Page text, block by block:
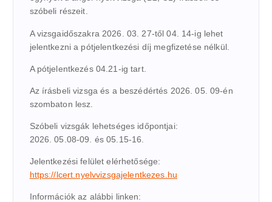
szóbeli részeit.
A vizsgaidőszakra 2026. 03. 27-től 04. 14-ig lehet
jelentkezni a pótjelentkezési díj megfizetése nélkül.
A pótjelentkezés 04.21-ig tart.
Az írásbeli vizsga és a beszédértés 2026. 05. 09-én
szombaton lesz.
Szóbeli vizsgák lehetséges időpontjai:
2026. 05.08-09. és 05.15-16.
Jelentkezési felület elérhetősége:
https://lcert.nyelvvizsgajelentkezes.hu
Információk az alábbi linken: